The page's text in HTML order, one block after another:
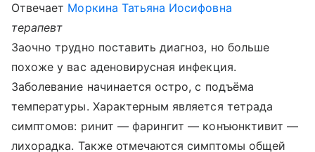
Отвечает Моркина Татьяна Иосифовна
терапевт
Заочно трудно поставить диагноз, но больше
похоже у вас аденовирусная инфекция.
Заболевание начинается остро, с подъёма
температуры. Характерным является тетрада
симптомов: ринит — фарингит — конъюнктивит —
лихорадка. Также отмечаются симптомы общей